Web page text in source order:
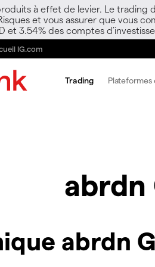
à effet de levier. Le
et vous assurer que vous
et 3.54% des comptes
IG.com
Trading Plateformes
abrdn